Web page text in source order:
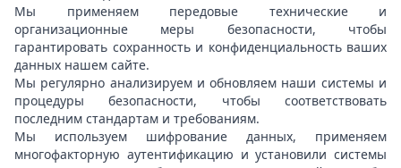
Мы применяем передовые технические и
организационные меры безопасности, чтобы
гарантировать сохранность и конфиденциальность ваших
данных нашем сайте.
Мы регулярно анализируем и обновляем наши системы и
процедуры безопасности, чтобы соответствовать
последним стандартам и требованиям.
Мы используем шифрование данных, применяем
многофакторную аутентификацию и установили системы